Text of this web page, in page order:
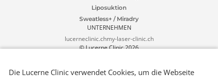
h
WhatsApp
TOP BEHANDLUNGEN
Brustvergrösserung
Sweatless+ / Miradry